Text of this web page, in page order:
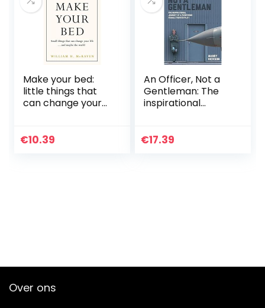
Make your bed:
little things that
can change your
€10.39
An Officer, Not a
Gentleman: The
inspirational
fighter pilot
€17.39
Over ons